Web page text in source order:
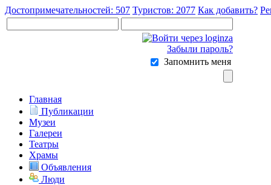
Достопримечательностей: 507 Туристов: 2077 Как добавить?
Забыли пароль?
Запомнить меня
Главная
Публикации
Музеи
Галереи
Театры
Храмы
Объявления
Люди